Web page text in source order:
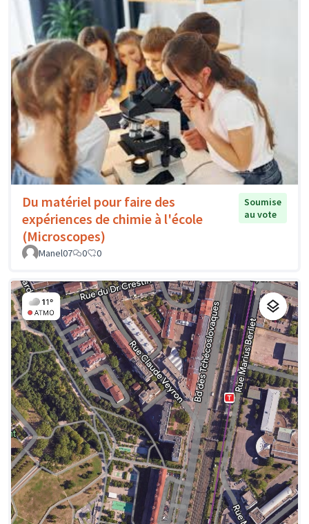
Du matériel pour faire des
expériences de chimie à l'école
(Microscopes)
Soumise
au vote
Manel07 0 0